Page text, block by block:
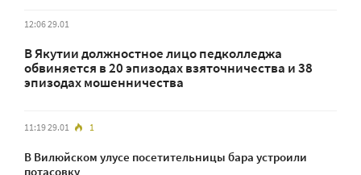
12:06 29.01
В Якутии должностное лицо педколледжа
обвиняется в 20 эпизодах взяточничества и 38
эпизодах мошенничества
11:19 29.01 1
В Вилюйском улусе посетительницы бара устроили
потасовку